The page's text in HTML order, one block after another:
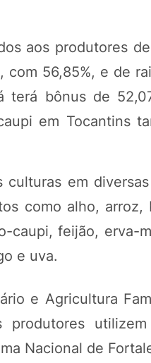
aos produtores
56,85%, e de
terá bônus de
em Tocantins
em
como alho, arroz,
caupi, feijão, erva-
e uva.
e Agricultura
produtores
Nacional de